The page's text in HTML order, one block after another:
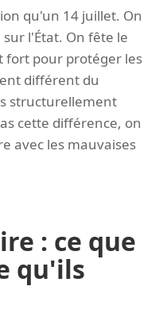
qu'un 14 juillet. On
l'État. On fête le
fort pour protéger les
différent du
structurellement
cette différence, on
avec les mauvaises
: ce que
qu'ils